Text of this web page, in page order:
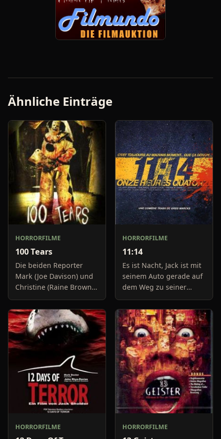
Ähnliche Einträge
HORRORFILME
100 Tears
Die beiden Reporter
Mark (Joe Davison) und
Christine (Raine Brown)
haben keine Lust mehr
auf belanglose
Boulevard-Meldungen
und befassen sich
neuerdings mit Se
HORRORFILME
11:14
Es ist Nacht, Jack ist mit
seinem Auto gerade auf
dem Weg zu seiner
Freundin, um diese
abzuholen. Die Uhr im
Auto springt auf 11:14h,
genau in dem Moment
fäll
HORRORFILME HORRORFILME